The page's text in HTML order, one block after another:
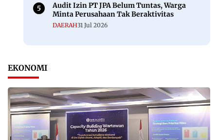
Audit Izin PT JPA Belum Tuntas, Warga
Minta Perusahaan Tak Beraktivitas
DAERAH31 Jul 2026
EKONOMI